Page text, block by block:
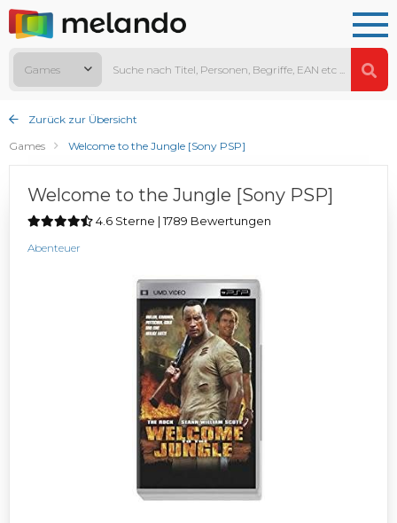
Games
Zurück zur Übersicht
Games
Welcome to the Jungle [Sony PSP]
Welcome to the Jungle [Sony PSP]
4.6 Sterne | 1789 Bewertungen
Abenteuer